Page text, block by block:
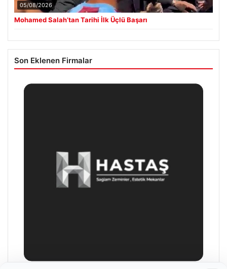
05/08/2026
Mohamed Salah’tan Tarihi İlk Üçlü Başarı
Son Eklenen Firmalar